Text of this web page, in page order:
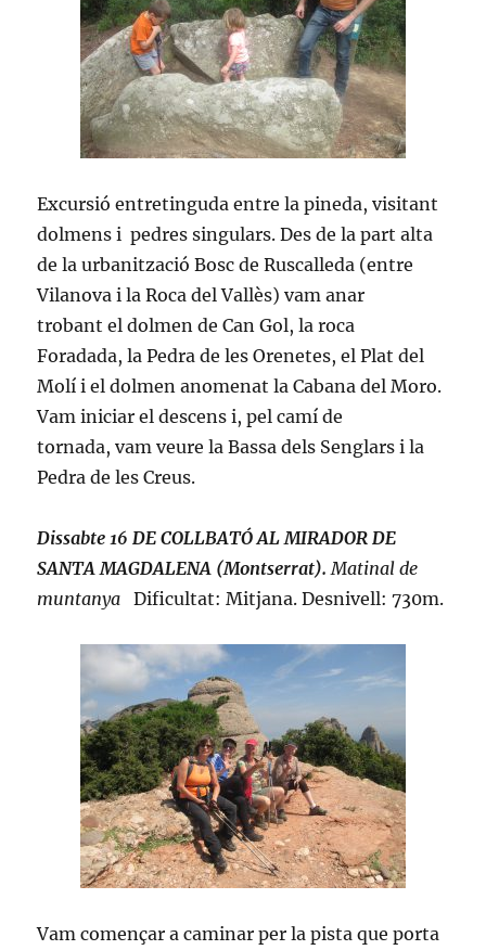
Excursió entretinguda entre la pineda, visitant
dolmens i pedres singulars. Des de la part alta
de la urbanització Bosc de Ruscalleda (entre
Vilanova i la Roca del Vallès) vam anar
trobant el dolmen de Can Gol, la roca
Foradada, la Pedra de les Orenetes, el Plat del
Molí i el dolmen anomenat la Cabana del Moro.
Vam iniciar el descens i, pel camí de
tornada, vam veure la Bassa dels Senglars i la
Pedra de les Creus.
Dissabte 16 DE COLLBATÓ AL MIRADOR DE
SANTA MAGDALENA (Montserrat). Matinal de
muntanya Dificultat: Mitjana. Desnivell: 730m.
Vam començar a caminar per la pista que porta